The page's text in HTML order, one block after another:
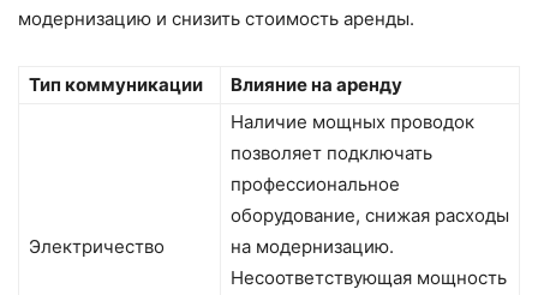
модернизацию и снизить стоимость аренды.
Тип коммуникации Влияние на аренду
Электричество
Наличие мощных проводок
позволяет подключать
профессиональное
оборудование, снижая расходы
на модернизацию.
Несоответствующая мощность